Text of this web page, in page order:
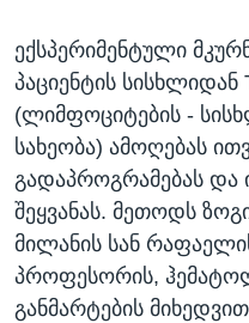
ექსპერიმენტული
პაციენტის სისხლიდან
(ლიმფოციტების -
სახეობა) ამოღებას
გადაპროგრამებას და
შეყვანას. მეთოდს
მილანის სან
პროფესორის,
განმარტების